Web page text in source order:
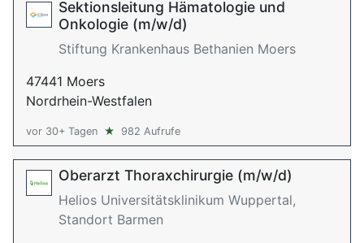
Sektionsleitung Hämatologie und
Onkologie (m/w/d)
Stiftung Krankenhaus Bethanien Moers
47441 Moers
Nordrhein-Westfalen
vor 30+ Tagen ★ 982 Aufrufe
Oberarzt Thoraxchirurgie (m/w/d)
Helios Universitätsklinikum Wuppertal,
Standort Barmen